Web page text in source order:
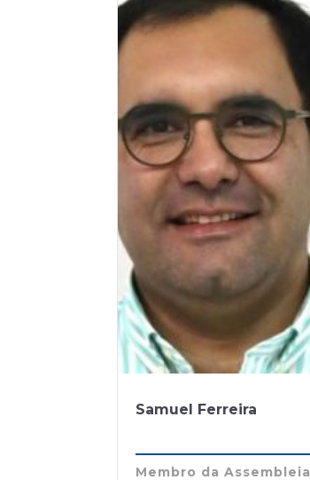
Samuel Ferreira
Membro da Assembleia